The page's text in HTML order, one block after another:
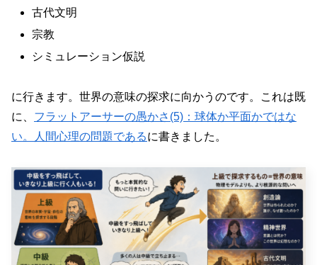
古代文明
宗教
シミュレーション仮説
に行きます。世界の意味の探求に向かうのです。これは既
に、 フラットアーサーの愚かさ(5)：球体か平面かではな
い。人間心理の問題であるに書きました。